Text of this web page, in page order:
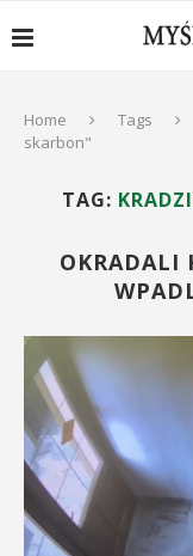
Home Tags
skarbon"
TAG:
OKRADALI